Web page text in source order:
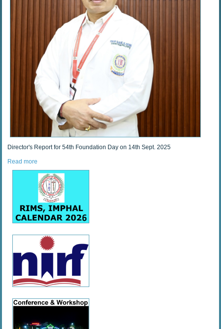
Director's Report for 54th Foundation Day on 14th Sept. 2025
Read more